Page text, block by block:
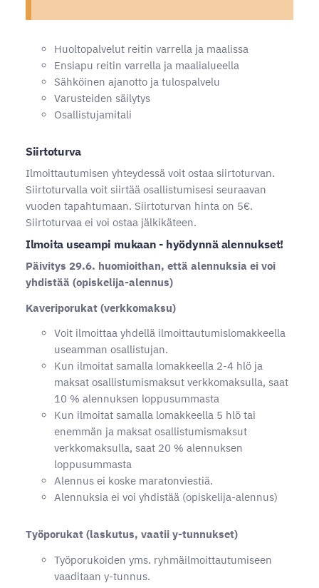
Huoltopalvelut reitin varrella ja maalissa
Ensiapu reitin varrella ja maalialueella
Sähköinen ajanotto ja tulospalvelu
Varusteiden säilytys
Osallistujamitali
Siirtoturva
Ilmoittautumisen yhteydessä voit ostaa siirtoturvan.
Siirtoturvalla voit siirtää osallistumisesi seuraavan
vuoden tapahtumaan. Siirtoturvan hinta on 5€.
Siirtoturvaa ei voi ostaa jälkikäteen.
Ilmoita useampi mukaan - hyödynnä alennukset!
Päivitys 29.6. huomioithan, että alennuksia ei voi
yhdistää (opiskelija-alennus)
Kaveriporukat (verkkomaksu)
Voit ilmoittaa yhdellä ilmoittautumislomakkeella
useamman osallistujan.
Kun ilmoitat samalla lomakkeella 2-4 hlö ja
maksat osallistumismaksut verkkomaksulla, saat
10 % alennuksen loppusummasta
Kun ilmoitat samalla lomakkeella 5 hlö tai
enemmän ja maksat osallistumismaksut
verkkomaksulla, saat 20 % alennuksen
loppusummasta
Alennus ei koske maratonviestiä.
Alennuksia ei voi yhdistää (opiskelija-alennus)
Työporukat (laskutus, vaatii y-tunnukset)
Työporukoiden yms. ryhmäilmoittautumiseen
vaaditaan y-tunnus.